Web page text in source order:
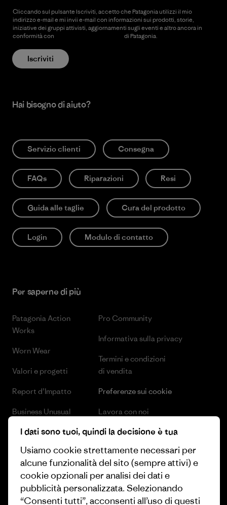
Cliccando sul pulsante Iscriviti, accetto che Patagonia utilizzi il mio
indirizzo e-mail e mi invii e-mail con informazioni sui prodotti, storie,
iniziative dei gruppi attivisti, aggiornamenti sugli eventi e altro ancora in
conformità con
di Patagonia.
Iscriviti
Hai bisogno di aiuto?
Servizio clienti Consegna
FAQs Riparazioni Resi
Guida alle taglie Cura del prodotto
Login Modulo di contatto
Per saperne di più
Patagonia Action
Works
Worn Wear
Valori e progetti
Report d’Impatto
Business Unusual
Obiettivi climatici
1% For The Planet
Come finanziamo
Buoni regalo
Pro Community
Informativa sulla privacy
Termini e condizioni
di vendita
Preferenze sui cookie
Lavora con noi
Stampa e media
Industry program
Programma di affiliazione
Patagonia Svizzera Mappa del
I dati sono tuoi, quindi la decisione è tua
Usiamo cookie strettamente necessari per
alcune funzionalità del sito (sempre attivi) e
cookie opzionali per analisi dei dati e
pubblicità personalizzata. Selezionando
“Consenti tutti”, acconsenti all’uso di questi